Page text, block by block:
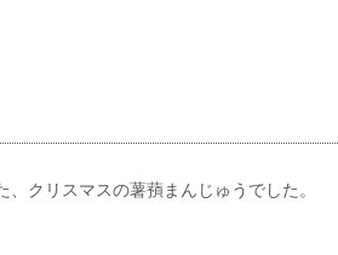
クリスマスの薯蕷まんじゅうでした。